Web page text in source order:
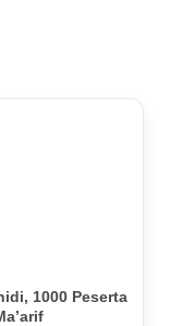
1000 Peserta